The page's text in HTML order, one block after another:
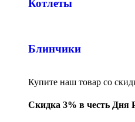
Котлеты
Блинчики
Купите наш товар со
Скидка 3% в честь Дня